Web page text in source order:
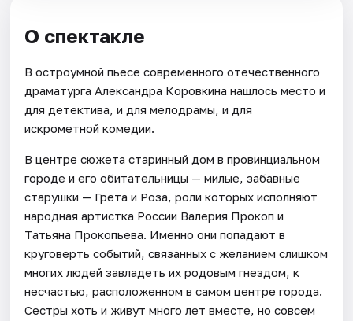
О спектакле
В остроумной пьесе современного отечественного
драматурга Александра Коровкина нашлось место и
для детектива, и для мелодрамы, и для
искрометной комедии.
В центре сюжета старинный дом в провинциальном
городе и его обитательницы — милые, забавные
старушки — Грета и Роза, роли которых исполняют
народная артистка России Валерия Прокоп и
Татьяна Прокопьева. Именно они попадают в
круговерть событий, связанных с желанием слишком
многих людей завладеть их родовым гнездом, к
несчастью, расположенном в самом центре города.
Сестры хоть и живут много лет вместе, но совсем